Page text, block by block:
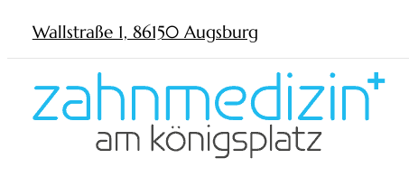
Wallstraße 1, 86150 Augsburg